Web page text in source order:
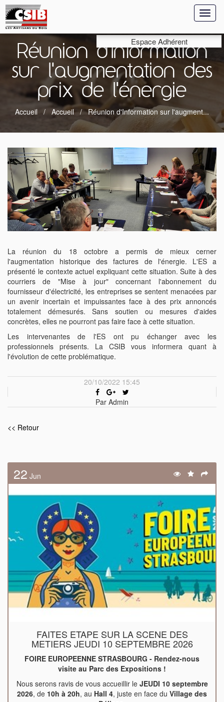
Espace Adhérent
Réunion d'Information
sur l'augmentation des
prix de l'énergie
Accueil Accueil Réunion d'Information sur l'augment...
La réunion du 18 octobre a permis de mieux cerner
l'augmentation historique des factures de l'énergie. L'ES a
présenté le contexte actuel expliquant cette situation. Suite à des
courriers de "Mise à jour" concernant l'abonnement du
fournisseur d'électricité, les entreprises se sentent menacées par
un avenir incertain et impuissantes face à des prix annoncés
totalement démesurés. Sans soutien ou mesures d'aides
concrètes, elles ne pourront pas faire face à cette situation.
Les intervenantes de l'ES ont pu échanger avec les
professionnels présents. La CSIB vous informera quant à
l'évolution de cette problématique.
20/10/2022 15:45
Par Admin
<< Retour
22 Jun
FAITES ETAPE SUR LA SCENE DES
METIERS JEUDI 10 SEPTEMBRE 2026
FOIRE EUROPEENNE STRASBOURG - Rendez-nous
visite au Parc des Expositions !
Nous serons ravis de vous accueillir le JEUDI 10 septembre
2026, de 10h à 20h, au Hall 4, juste en face du Village des